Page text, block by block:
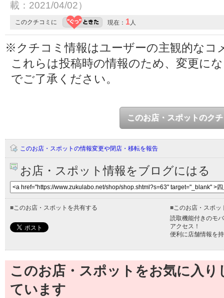
載：2021/04/02）
このクチコミに 現在： 1人
※クチコミ情報はユーザーの主観的なコ
これらは投稿時の情報のため、変更に
でご了承ください。
このお店・スポットのク
このお店・スポットの情報変更や閉店・移転を報告
お店・スポット情報をブログにはる
■このお店・スポットを共有する ■このお店・スポッ
読取機能付きのモ
アクセス！
便利に店舗情報を
このお店・スポットをお気に入
ています